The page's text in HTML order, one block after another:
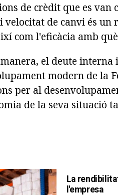
de crèdit que es
de canvi és un
com l'eficàcia amb
el deute
modern de la
per al
de la seva situació
La
l'empresa